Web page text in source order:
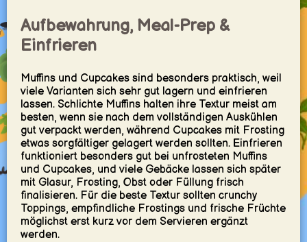
Aufbewahrung, Meal-Prep &
Einfrieren
Muffins und Cupcakes sind besonders praktisch, weil
viele Varianten sich sehr gut lagern und einfrieren
lassen. Schlichte Muffins halten ihre Textur meist am
besten, wenn sie nach dem vollständigen Auskühlen
gut verpackt werden, während Cupcakes mit Frosting
etwas sorgfältiger gelagert werden sollten. Einfrieren
funktioniert besonders gut bei unfrosteten Muffins
und Cupcakes, und viele Gebäcke lassen sich später
mit Glasur, Frosting, Obst oder Füllung frisch
finalisieren. Für die beste Textur sollten crunchy
Toppings, empfindliche Frostings und frische Früchte
möglichst erst kurz vor dem Servieren ergänzt
werden.